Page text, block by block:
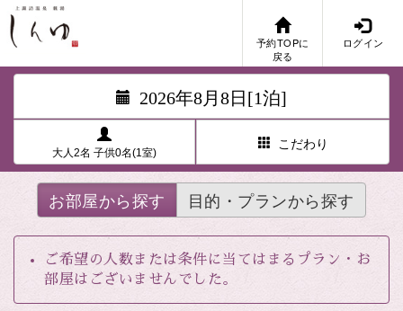
予約TOPに
戻る
ログイン
2026年8月8日[1泊]
大人2名 子供0名(1室)
こだわり
お部屋から探す 目的・プランから探す
ご希望の人数または条件に当てはまるプラン・お
部屋はございませんでした。